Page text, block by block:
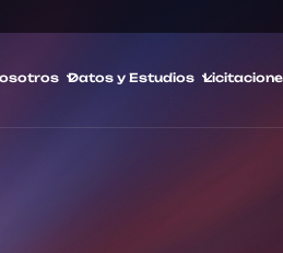
Datos y Estudios